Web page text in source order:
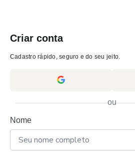
Criar conta
Cadastro rápido, seguro e do seu jeito.
ou
Nome